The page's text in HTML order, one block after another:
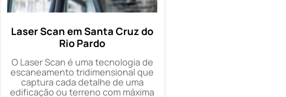
Laser Scan em Santa Cruz do
Rio Pardo
O Laser Scan é uma tecnologia de
escaneamento tridimensional que
captura cada detalhe de uma
edificação ou terreno com máxima